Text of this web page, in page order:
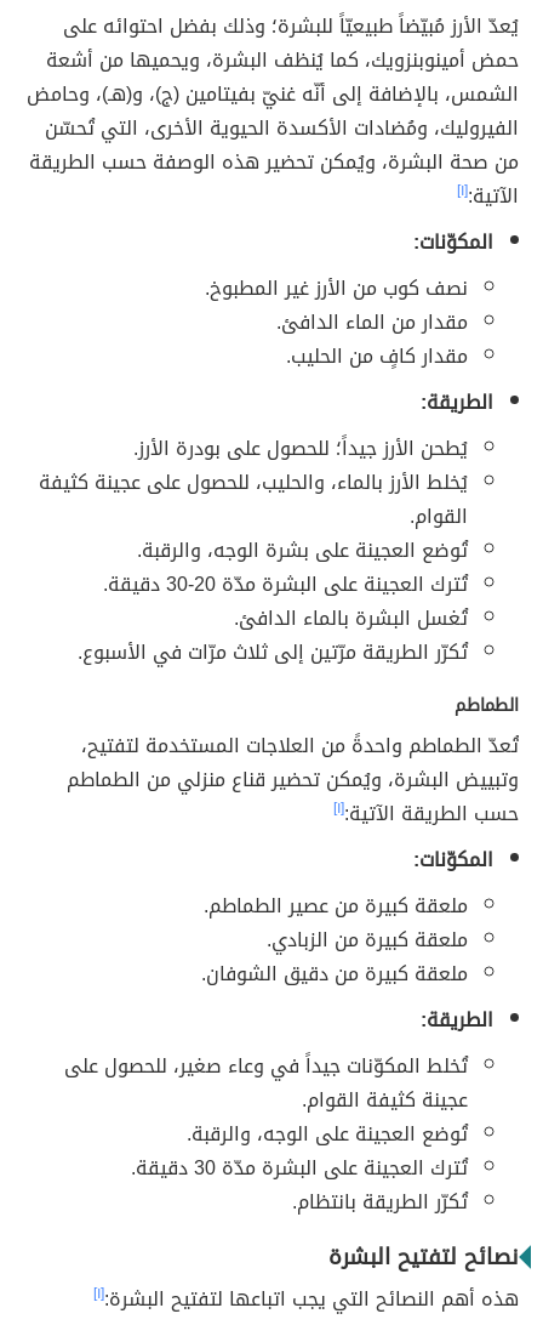
يُعدّ الأرز مُبيّضاً طبيعيّاً للبشرة؛ وذلك بفضل احتوائه على
حمض أمينوبنزويك، كما يُنظف البشرة، ويحميها من أشعة
الشمس، بالإضافة إلى أنّه غنيّ بفيتامين (ج)، و(هـ)، وحامض
الفيروليك، ومُضادات الأكسدة الحيوية الأخرى، التي تُحسّن
من صحة البشرة، ويُمكن تحضير هذه الوصفة حسب الطريقة
الآتية:[١]
المكوّنات:
نصف كوب من الأرز غير المطبوخ.
مقدار من الماء الدافئ.
مقدار كافٍ من الحليب.
الطريقة:
يُطحن الأرز جيداً؛ للحصول على بودرة الأرز.
يُخلط الأرز بالماء، والحليب، للحصول على عجينة كثيفة
القوام.
تُوضع العجينة على بشرة الوجه، والرقبة.
تُترك العجينة على البشرة مدّة 20-30 دقيقة.
تُغسل البشرة بالماء الدافئ.
تُكرّر الطريقة مرّتين إلى ثلاث مرّات في الأسبوع.
الطماطم
تُعدّ الطماطم واحدةً من العلاجات المستخدمة لتفتيح،
وتبييض البشرة، ويُمكن تحضير قناع منزلي من الطماطم
حسب الطريقة الآتية:[١]
المكوّنات:
ملعقة كبيرة من عصير الطماطم.
ملعقة كبيرة من الزبادي.
ملعقة كبيرة من دقيق الشوفان.
الطريقة:
تُخلط المكوّنات جيداً في وعاء صغير، للحصول على
عجينة كثيفة القوام.
تُوضع العجينة على الوجه، والرقبة.
تُترك العجينة على البشرة مدّة 30 دقيقة.
تُكرّر الطريقة بانتظام.
نصائح لتفتيح البشرة
هذه أهم النصائح التي يجب اتباعها لتفتيح البشرة:[١]